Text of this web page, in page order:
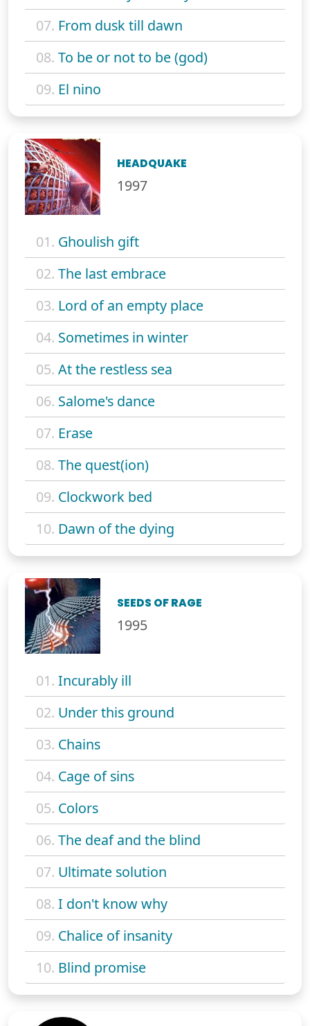
07. From dusk till dawn
08. To be or not to be (god)
09. El nino
HEADQUAKE
1997
01. Ghoulish gift
02. The last embrace
03. Lord of an empty place
04. Sometimes in winter
05. At the restless sea
06. Salome's dance
07. Erase
08. The quest(ion)
09. Clockwork bed
10. Dawn of the dying
SEEDS OF RAGE
1995
01. Incurably ill
02. Under this ground
03. Chains
04. Cage of sins
05. Colors
06. The deaf and the blind
07. Ultimate solution
08. I don't know why
09. Chalice of insanity
10. Blind promise